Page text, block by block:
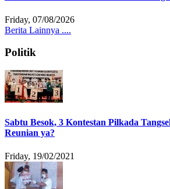
Friday, 07/08/2026
Berita Lainnya ....
Politik
Sabtu Besok, 3 Kontestan Pilkada
Reunian ya?
Friday, 19/02/2021